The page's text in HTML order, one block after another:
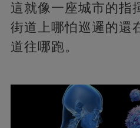
這就像一座城市的指
街道上哪怕巡邏的還
道往哪跑。